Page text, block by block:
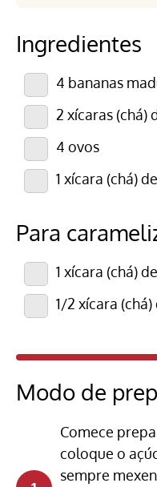
Ingredientes
4 bananas
2 xícaras (chá)
4 ovos
1 xícara (chá)
Para
1 xícara (chá)
1/2 xícara (chá)
Modo de
Comece
coloque o
sempre